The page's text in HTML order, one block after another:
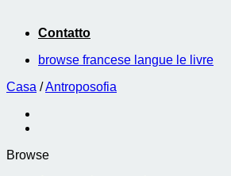
Contatto
browse francese langue le livre
Casa /Antroposofia
Browse